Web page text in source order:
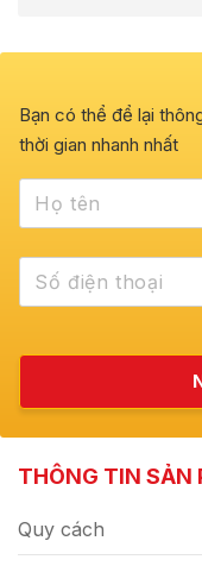
Bạn có thể để lại
thời gian nhanh nhất
THÔNG TIN SẢN
Quy cách